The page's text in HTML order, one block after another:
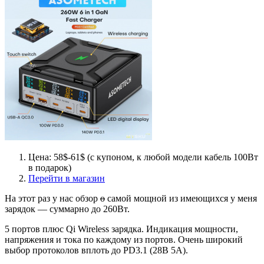
Цена: 58$-61$ (с купоном, к любой модели кабель 100Вт
в подарок)
Перейти в магазин
На этот раз у нас обзор о самой мощной из имеющихся у меня
зарядок — суммарно до 260Вт.
5 портов плюс Qi Wireless зарядка. Индикация мощности,
напряжения и тока по каждому из портов. Очень широкий
выбор протоколов вплоть до PD3.1 (28В 5А).